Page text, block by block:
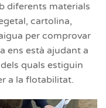
diferents materials
cartolina,
per comprovar
ens està ajudant a
quals estiguin
a la flotabilitat.